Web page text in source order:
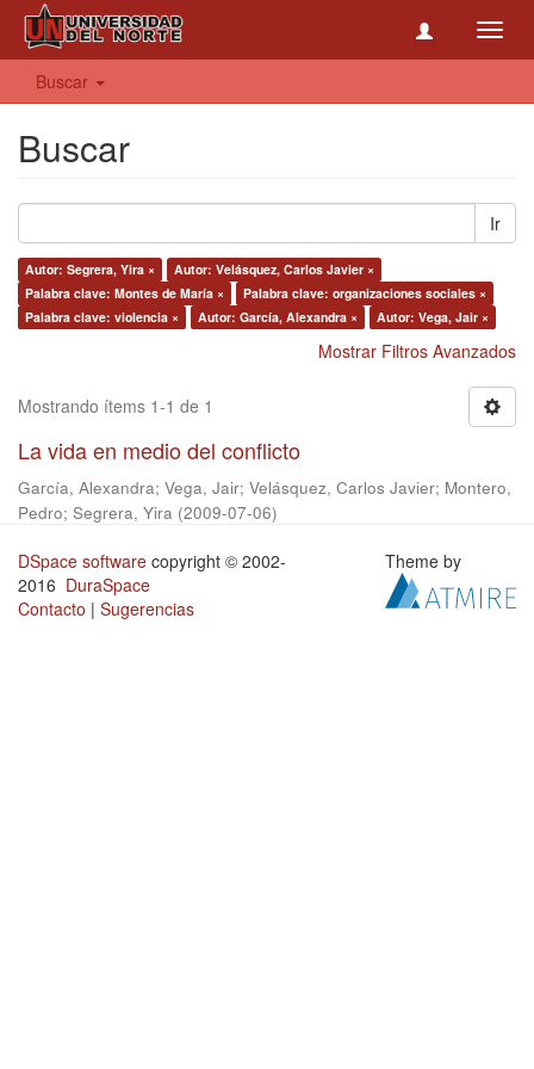
Buscar
Buscar
Ir
Autor: Segrera, Yira ×
Autor: Velásquez, Carlos Javier ×
Palabra clave: Montes de María ×
Palabra clave: organizaciones sociales ×
Palabra clave: violencia ×
Autor: García, Alexandra × Autor: Vega, Jair ×
Mostrar Filtros Avanzados
Mostrando ítems 1-1 de 1
La vida en medio del conflicto
García, Alexandra; Vega, Jair; Velásquez, Carlos Javier; Montero,
Pedro; Segrera, Yira (2009-07-06)
DSpace software copyright © 2002-
2016 DuraSpace
Contacto | Sugerencias
Theme by